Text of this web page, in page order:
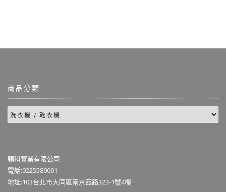
商品分類
穎科實業有限公司
電話:0225580001
地址:103台北市大同區南京西路323-1號4樓